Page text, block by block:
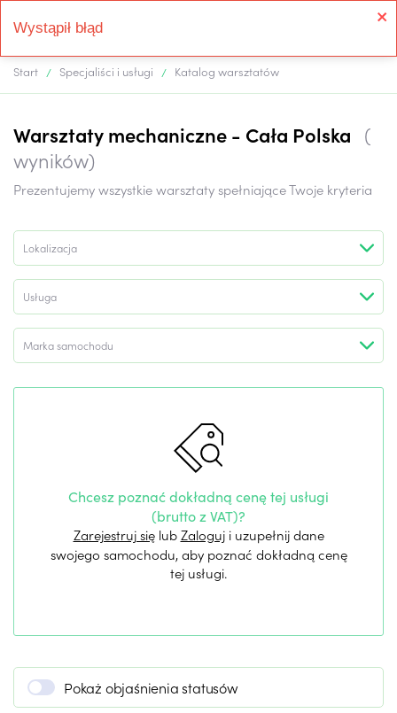
Wystąpił błąd
Start Specjaliści i usługi Katalog warsztatów
Warsztaty mechaniczne - Cała Polska (
wyników)
Prezentujemy wszystkie warsztaty spełniające Twoje kryteria
Lokalizacja
Usługa
Marka samochodu
Chcesz poznać dokładną cenę tej usługi
(brutto z VAT)?
Zarejestruj się lub Zaloguj i uzupełnij dane
swojego samochodu, aby poznać dokładną cenę
tej usługi.
Pokaż objaśnienia statusów